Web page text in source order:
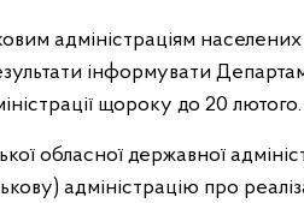
адміністраціям
інформувати
щороку до 20 лютого.
обласної державної
адміністрацію про